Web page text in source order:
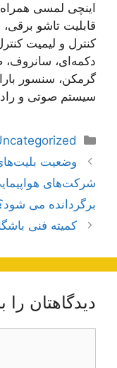
اینچی لمسی همراه
کنترل و لیمیت
سیستم صوتی و
دسته‌ها
ناوبری
نوشته‌ها
وضعیت
شرکت‌های
برگردانده می
کمیته فنی
دیدگاهتان را